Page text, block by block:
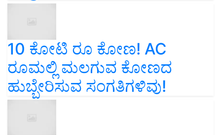
10 ಕೋಟಿ ರೂ ಕೋಣ! AC
ರೂಮಲ್ಲಿ ಮಲಗುವ ಕೋಣದ
ಹುಬ್ಬೇರಿಸುವ ಸಂಗತಿಗಳಿವು!